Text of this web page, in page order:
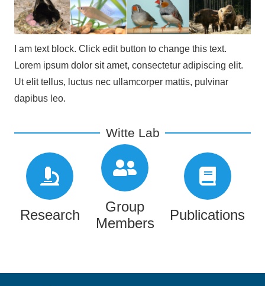
I am text block. Click edit button to change this text.
Lorem ipsum dolor sit amet, consectetur adipiscing elit.
Ut elit tellus, luctus nec ullamcorper mattis, pulvinar
dapibus leo.
Witte Lab
Research
Group
Members
Publications